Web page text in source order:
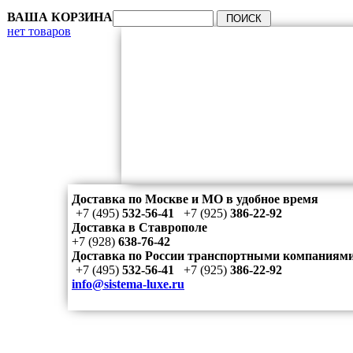
ВАША КОРЗИНА
нет товаров
Доставка по Москве и МО в удобное время
+7 (495) 532-56-41 +7 (925) 386-22-92
Доставка в Ставрополе
+7 (928) 638-76-42
Доставка по России транспортными
+7 (495) 532-56-41 +7 (925) 386-22-92
info@sistema-luxe.ru